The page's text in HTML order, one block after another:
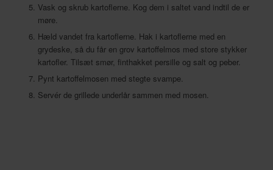
Vask og skrub kartoflerne. Kog dem i saltet vand indtil de er
møre.
Hæld vandet fra kartoflerne. Hak i kartoflerne med en
grydeske, så du får en grov kartoffelmos med store stykker
kartofler. Tilsæt smør, finthakket persille og salt og peber.
Pynt kartoffelmosen med stegte svampe.
Servér de grillede underlår sammen med mosen.